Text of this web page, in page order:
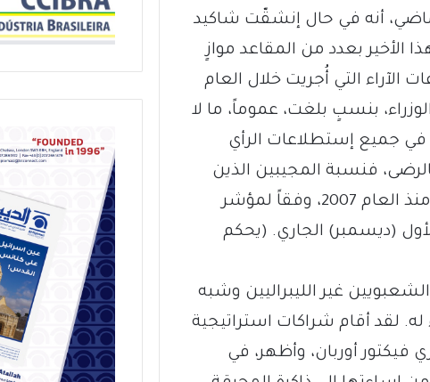
أنه في حال إنشقّت شاكيد
بعدد من المقاعد موازٍ
الآراء التي أُجريت خلال العام
بنسبٍ بلغت، عموماً، ما لا
جميع إستطلاعات الرأي
فنسبة المجيبين الذين
يقولون إن الأمور تسير على ما يرام سجّلت زيادةً مطردة منذ العام 2007، وفقاً لمؤشر
2018 الصادر في كانون الأول (ديسمبر) الجاري. (يحكم
غير الليبراليين وشبه
لقد أقام شراكات استراتيجية
فيكتور أوربان، وأظهر، في